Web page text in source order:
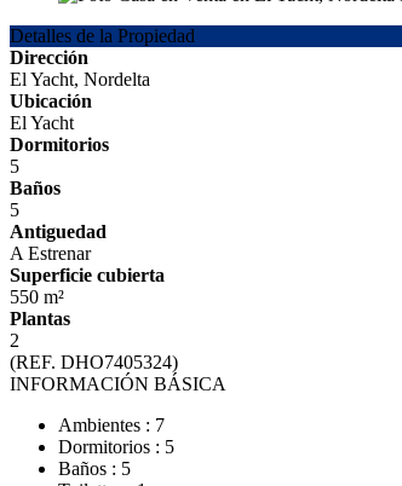
Detalles de la Propiedad
Dirección
El Yacht, Nordelta
Ubicación
El Yacht
Dormitorios
5
Baños
5
Antiguedad
A Estrenar
Superficie cubierta
550 m²
Plantas
2
(REF. DHO7405324)
INFORMACIÓN BÁSICA
Ambientes : 7
Dormitorios : 5
Baños : 5